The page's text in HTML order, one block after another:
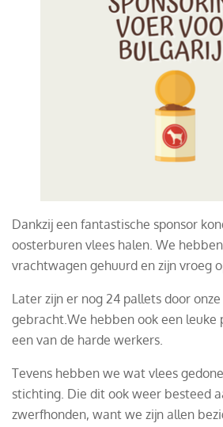
Dankzij een fantastische sponsor
oosterburen vlees halen. We
vrachtwagen gehuurd en zijn vroeg
Later zijn er nog 24 pallets door
gebracht. We hebben ook een leuke
een van de harde werkers.
Tevens hebben we wat vlees
stichting. Die dit ook weer besteed
zwerfhonden, want we zijn allen